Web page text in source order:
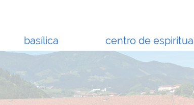
basílica centro de